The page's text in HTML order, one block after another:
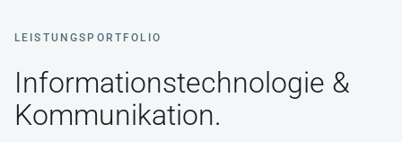
LEISTUNGSPORTFOLIO
Informationstechnologie &
Kommunikation.